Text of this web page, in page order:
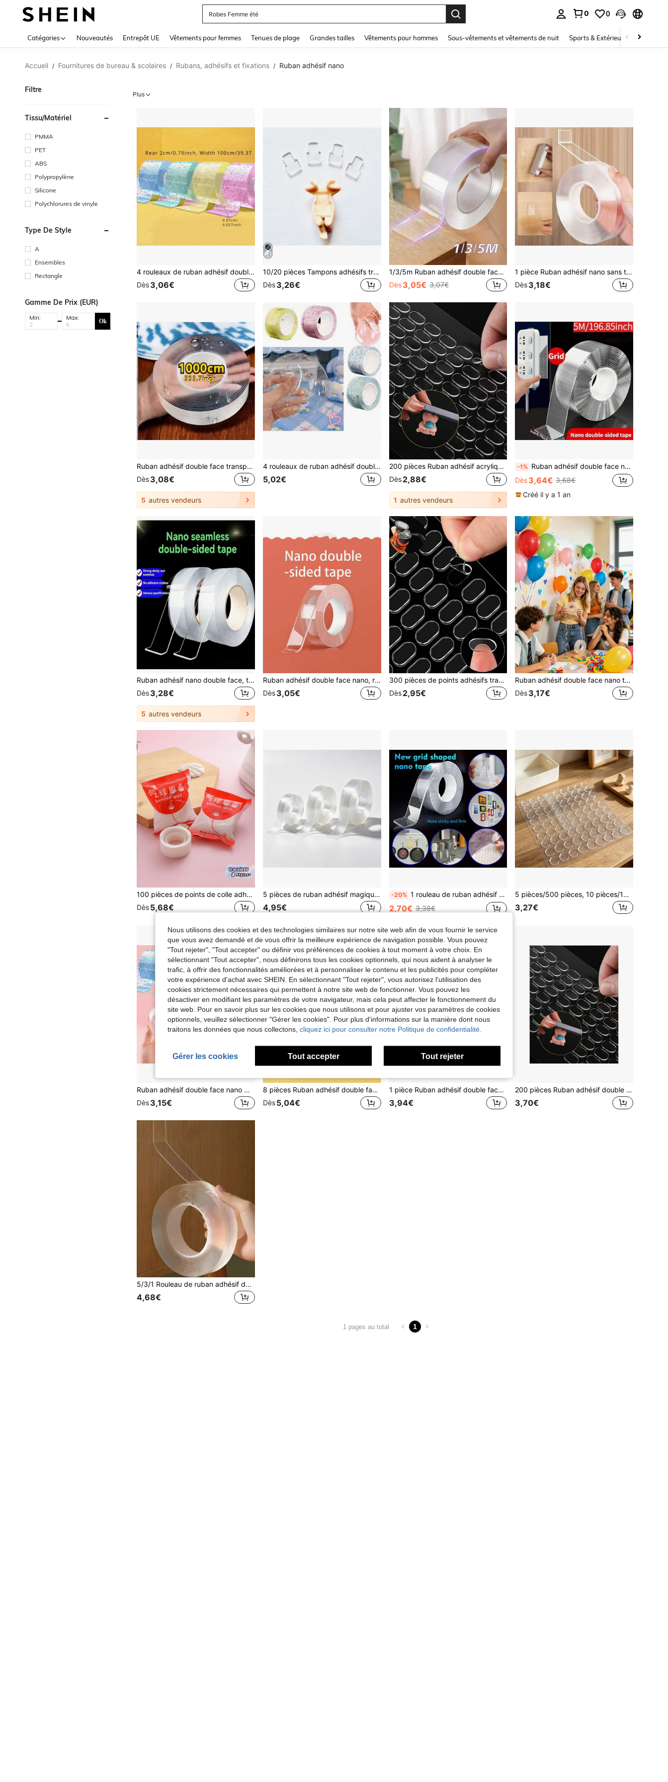
Jupe
0 0
Catégories Nouveautés Entrepôt UE Vêtements pour femmes Tenues de plage Grandes tailles Vêtements pour hommes Sous-vêtements et vêtements de nuit Sports & Extérieur Enfants
Accueil / Fournitures de bureau & scolaires / Rubans, adhésifs et fixations / Ruban adhésif nano
Filtre
Tissu/matériel
PMMA
PET
ABS
Polypropylène
Silicone
Polychlorures de vinyle
Type De Style
A
Ensembles
Rectangle
Gamme De Prix (EUR)
Min: Max: Ok
Plus
4 rouleaux de ruban adhésif double face pailleté nano macaron, lavable et réutilisable, haute adhérence, adhésif double face pailleté transparent, fixation de posters muraux à la maison, adhésif antidérapant DIY fait main pour petits objets, facile à installer et à décorer, fournitures scolaires
Dès3,06€
10/20 pièces Tampons adhésifs transparents réutilisables double face, Tampons de colle nano, Convient pour les figurines miniatures Sonnny Angel Hippersss, Parfait pour décorer les téléphones, les ordinateurs, les voitures, les bureaux, les chambres à coucher
Dès3,26€
1/3/5m Ruban adhésif double face nano, ruban adhésif double face transparent et réutilisable, imperméable, convient pour la rentrée scolaire
Dès 3,05€ 3,07€
1 pièce Ruban adhésif nano sans trace, forte adhérence, lavable et réutilisable, peut fixer les multiprises, les crochets, les cadres photo et autres articles, sans résidu, sans dommage aux murs, convient pour les scènes de maison et de bureau, résout facilement les problèmes de rangement et d'organisation.
Dès3,18€
Ruban adhésif double face transparent nano, ruban adhésif nano transparent et résistant, ruban adhésif double face nano sans résidu et amovible, convient pour le bureau, la maison, l'usage quotidien et les fêtes
Dès3,08€
5 autres vendeurs
4 rouleaux de ruban adhésif double face nano brillant, amovible sans couture, adapté pour les bulles, ruban adhésif double face acrylique imperméable, convient pour le DIY, le bureau et la salle de classe, facile à utiliser, cadeau d'anniversaire, cadeau de Pâques, cadeau d'échange de remise des diplômes, cadeau de rentrée scolaire, Noël, Saint-Valentin, Thanksgiving, cadeau de la Fête des enfants
5,02€
200 pièces Ruban adhésif acrylique transparent double face - étanche, amovible, convient pour les affiches et les expositions de musée, facile à décoller et à coller. Rentrée scolaire
Dès 2,88€
1 autres vendeurs
-1% Ruban adhésif double face nano imperméable et ultra-durable - super collant, amovible sans résidu, haute adhérence | forte capacité de charge | facile à déchirer, réutilisable, convient pour la maison, le bureau, la voiture, l'installation de et plus encore
Dès3,64€ 3,68€
Créé il y a 1 an
Ruban adhésif nano double face, transparent, amovible, lavable et réutilisable, ruban adhésif mural transparent puissant pour tapis, mur de photos, bandes de suspension de cadres, ruban polyvalent pour la maison et le bureau
Dès3,28€
5 autres vendeurs
Ruban adhésif double face nano, ruban adhésif imperméable sans trace, autocollant magique acrylique haute viscosité, transparent, sans trace et lavable - bandes adhésives puissantes, convenant à la maison, au bureau et à la voiture.
Dès3,05€
300 pièces de points adhésifs transparents double face, points de colle nano transparents sans résidu, points de colle transparents réutilisables, imperméables, amovibles, convenant pour les affiches et les expositions de musée, faciles à déchirer et à coller, convenant pour l'usage scolaire, les travaux manuels, la décoration automobile, l'organisation du bureau à domicile, les fêtes et l'usage quotidien
Dès 2,95€
Ruban adhésif double face nano transparent réutilisable et imperméable, ruban monstre, autocollant mural réutilisable, ruban adhésif puissant pour voiture, salle de bain, cuisine, maison, accessoires de décoration de ballons pour fête, ruban résistant à la chaleur, rentrée scolaire
Dès3,17€
100 pièces de points de colle adhésifs invisibles pour ballons, points de colle transparents double face amovibles pour accrocher des décorations de mariage, anniversaire, fête et autres fournitures
Dès5,68€
5 pièces de ruban adhésif magique sans couture, ruban adhésif double face super résistant - réutilisable, haute résistance, sans résidu, imperméable, convient pour la maison, le bureau et la voiture - parfait pour les loisirs créatifs, la peinture et le papier peint, ruban adhésif double face, ruban adhésif double face robuste, adhésif double face, ruban de montage double face (Le produit peut présenter de légers défauts, ce qui est normal, veuillez être prudent si cela vous dérange,)(Le motif, la couleur et certaines parties sont aléatoires, l'emballage est aléatoire)
4,95€
-20% 1 rouleau de ruban adhésif double face de qualité industrielle, nano, amovible sans trace, en matériau transparent PET, à haute viscosité | Résistance élevée | Facile à déchirer et à couper | Résistant à la chaleur, réutilisable, convient pour la maison, le bureau, l'automobile, l'installation de bureau et d'autres scénarios
2,70€ 3,38€
5 pièces/500 pièces, 10 pièces/1000 pièces Autocollants adhésifs acryliques nano double face amovibles, points de colle ronds transparents pour accrocher la décoration, mur de photos, photos, tableau en feutre, tableau de fond, montage mural, convient pour les tasses à eau, les ballons, les albums photos, les patins antidérapants, les vases, les multiprises, les couplets, les canapés, les chaises et plus encore
3,27€
Ruban adhésif double face nano multifonctionnel et coloré, série de couleurs aléatoires, grande taille, ruban adhésif double face nano transparent brillant, réutilisable, adhésif puissant, convient pour la décoration scolaire, la décoration DIY, le scrapbooking
Dès3,15€
8 pièces Ruban adhésif double face nano transparent pailleté, réutilisable, forte adhérence, convient pour la maison, le bureau et la salle de classe
Dès5,04€
1 pièce Ruban adhésif double face super résistant, autocollant mural imperméable pour appareils ménagers, ruban adhésif durable pour la décoration de la maison
3,94€
200 pièces Ruban adhésif double face nano transparent, imperméable et amovible, convient pour les affiches et les expositions de musée, facile à déchirer et à coller, fournitures scolaires
3,70€
5/3/1 Rouleau de ruban adhésif double face nano transparent, adhésif de montage réutilisable et lavable haute résistance, ruban gel amovible pour l'organisation du bureau, les photos, les affiches, les loisirs créatifs, l'école et la maison, rentrée scolaire
4,68€
1 pages au total 1
Nous utilisons des cookies et des technologies similaires sur notre site web afin de vous fournir le service
que vous avez demandé et de vous offrir la meilleure expérience de navigation possible. Vous pouvez
"Tout rejeter", "Tout accepter" ou définir vos préférences de cookies à tout moment à votre choix. En
sélectionnant "Tout accepter", nous définirons tous les cookies optionnels, qui nous aident à analyser le
trafic, à offrir des fonctionnalités améliorées et à personnaliser le contenu et les publicités pour compléter
votre expérience d'achat avec SHEIN. En sélectionnant "Tout rejeter", vous autorisez l'utilisation des
cookies strictement nécessaires qui permettent à notre site web de fonctionner. Vous pouvez les
désactiver en modifiant les paramètres de votre navigateur, mais cela peut affecter le fonctionnement du
site web. Pour en savoir plus sur les cookies que nous utilisons et pour ajuster vos paramètres de cookies
optionnels, veuillez sélectionner "Gérer les cookies". Pour plus d'informations sur la manière dont nous
traitons les données que nous collectons, cliquez ici pour consulter notre Politique de confidentialité.
Gérer les cookies Tout accepter Tout rejeter